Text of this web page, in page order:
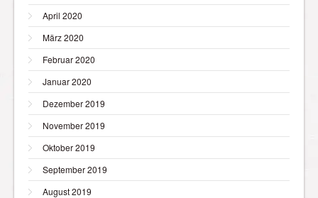
April 2020
März 2020
Februar 2020
Januar 2020
Dezember 2019
November 2019
Oktober 2019
September 2019
August 2019